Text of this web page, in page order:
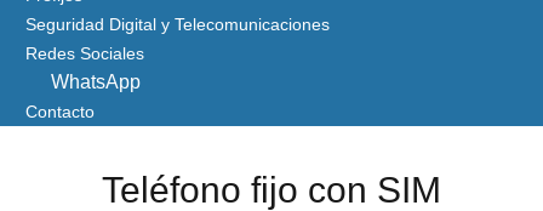
Seguridad Digital y Telecomunicaciones
Redes Sociales
WhatsApp
Contacto
Teléfono fijo con SIM